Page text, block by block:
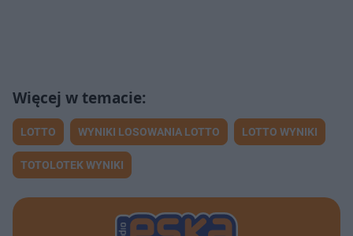
LOTTO WYNIKI LOSOWANIA LOTTO LOTTO WYNIKI
TOTOLOTEK WYNIKI